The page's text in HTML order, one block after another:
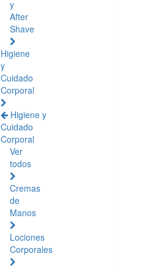
y
After
Shave
Higiene
y
Cuidado
Corporal
Higiene y
Cuidado
Corporal
Ver
todos
Cremas
de
Manos
Lociones
Corporales